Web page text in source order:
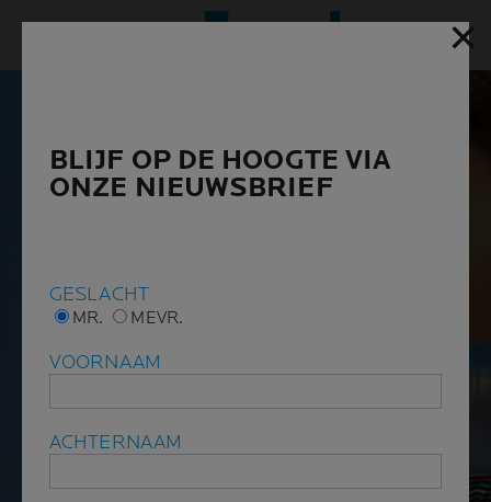
✕
BLIJF OP DE HOOGTE VIA
ONZE NIEUWSBRIEF
GESLACHT
MR. MEVR.
VOORNAAM
ACHTERNAAM
✕
BLIJF OP DE HOOGTE VIA
ONZE NIEUWSBRIEF
GESLACHT
MR. MEVR.
VOORNAAM
ACHTERNAAM